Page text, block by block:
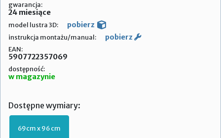
gwarancja:
24 miesiące
model lustra 3D: pobierz
instrukcja montażu/manual: pobierz
EAN:
5907722357069
dostępność:
w magazynie
Dostępne wymiary:
69cm x 96 cm